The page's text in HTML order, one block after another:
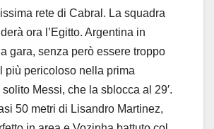
rete di Cabral. La squadra
ora l’Egitto. Argentina in
gara, senza però essere troppo
più pericoloso nella prima
solito Messi, che la sblocca al 29′.
50 metri di Lisandro Martinez,